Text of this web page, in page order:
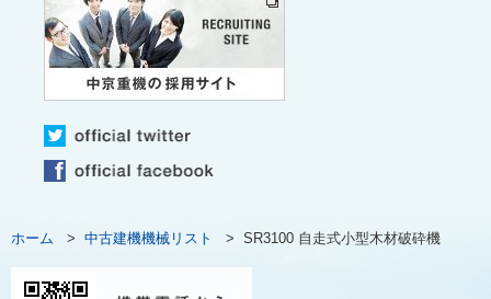
ホーム > 中古建機機械リスト > SR3100 自走式小型木材破砕機